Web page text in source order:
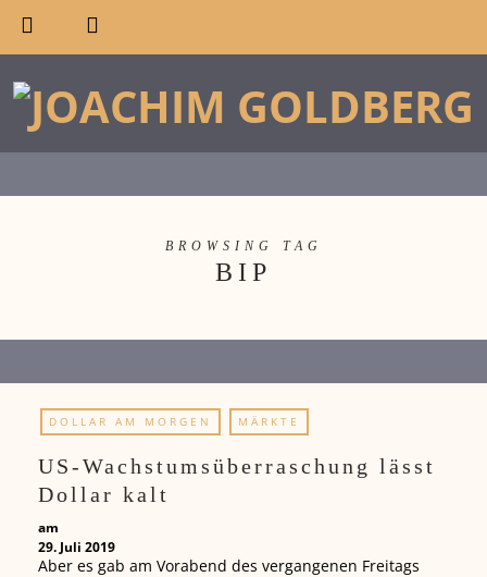
BROWSING TAG
BIP
DOLLAR AM MORGEN MÄRKTE
US-Wachstumsüberraschung lässt
Dollar kalt
am
29. Juli 2019
Aber es gab am Vorabend des vergangenen Freitags